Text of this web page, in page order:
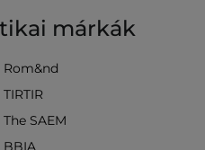
márkák
Rom&nd
TIRTIR
The SAEM